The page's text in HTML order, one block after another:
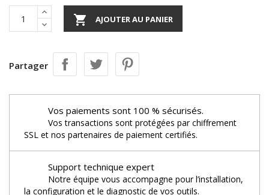
 AJOUTER AU PANIER
Partager
Vos paiements sont 100 % sécurisés.
Vos transactions sont protégées par chiffrement
SSL et nos partenaires de paiement certifiés.
Support technique expert
Notre équipe vous accompagne pour l’installation,
la configuration et le diagnostic de vos outils.